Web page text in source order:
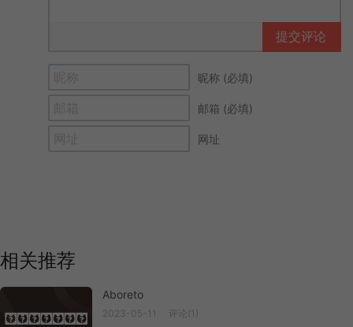
提交评论
昵称 (必填)
邮箱 (必填)
网址
相关推荐
Aboreto
Aboreto
2023-05-11 评论(1)